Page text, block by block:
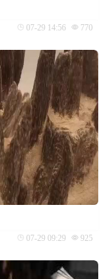
07-29 14:56 770
07-29 09:29 925